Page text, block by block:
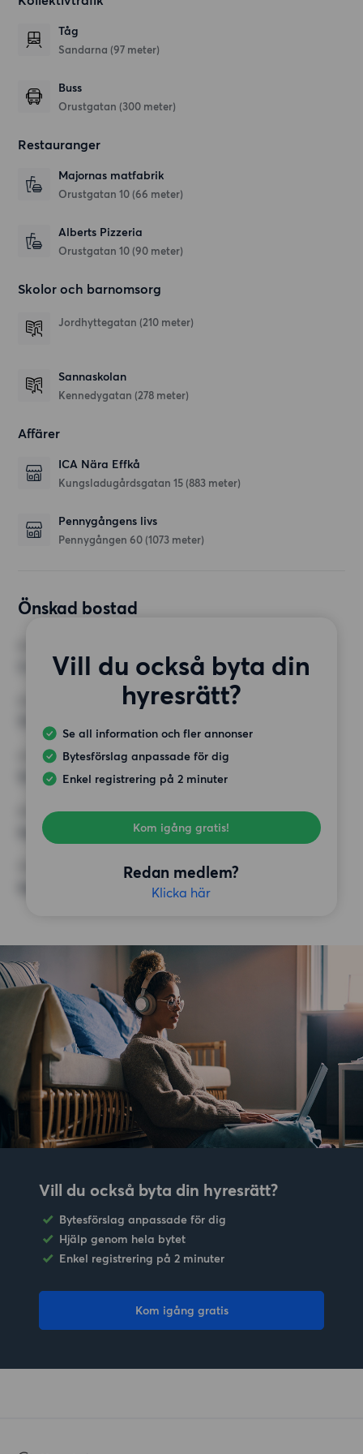
Tåg
Sandarna (97 meter)
Buss
Orustgatan (300 meter)
Restauranger
Majornas matfabrik
Orustgatan 10 (66 meter)
Alberts Pizzeria
Orustgatan 10 (90 meter)
Skolor och barnomsorg
Jordhyttegatan (210 meter)
Sannaskolan
Kennedygatan (278 meter)
Affärer
ICA Nära Effkå
Kungsladugårdsgatan 15 (883 meter)
Pennygångens livs
Pennygången 60 (1073 meter)
Önskad bostad
Vill du också byta din
hyresrätt?
Se all information och fler annonser
Bytesförslag anpassade för dig
Enkel registrering på 2 minuter
Kom igång gratis!
Redan medlem?
Klicka här
MINST ANTAL KVADRATMETER
HÖGSTA HYRA
12 000 kr
Inga speciella krav
ÖVRIGA PREFERENSER
Inga speciella preferenser
Vill du också byta din hyresrätt?
Bytesförslag anpassade för dig
Hjälp genom hela bytet
Enkel registrering på 2 minuter
Kom igång gratis